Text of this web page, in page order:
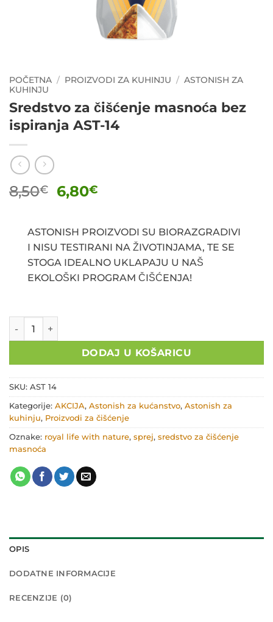
POČETNA / PROIZVODI ZA KUHINJU / ASTONISH ZA
KUHINJU
Sredstvo za čišćenje masnoća bez
ispiranja AST-14
8,50€
Izvorna
je:
8,50€.
6,80€
6,80€.
ASTONISH PROIZVODI SU BIORAZGRADIVI
I NISU TESTIRANI NA ŽIVOTINJAMA, TE SE
STOGA IDEALNO UKLAPAJU U NAŠ
EKOLOŠKI PROGRAM ČIŠĆENJA!
Sredstvo za čišćenje masnoća bez ispiranja AST-14 količina
DODAJ U KOŠARICU
SKU: AST 14
Kategorije: AKCIJA, Astonish za kućanstvo, Astonish za
kuhinju, Proizvodi za čišćenje
Oznake: royal life with nature, sprej, sredstvo za čišćenje
masnoća
OPIS
DODATNE INFORMACIJE
RECENZIJE (0)